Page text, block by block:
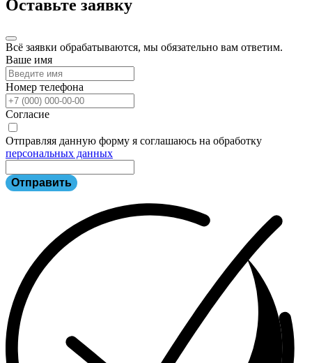
Оставьте заявку
Всё заявки обрабатываются, мы обязательно вам ответим.
Ваше имя
Номер телефона
Согласие
Отправляя данную форму я соглашаюсь на обработку
персональных данных
Отправить